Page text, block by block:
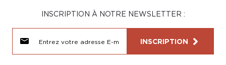
INSCRIPTION À NOTRE NEWSLETTER :
INSCRIPTION